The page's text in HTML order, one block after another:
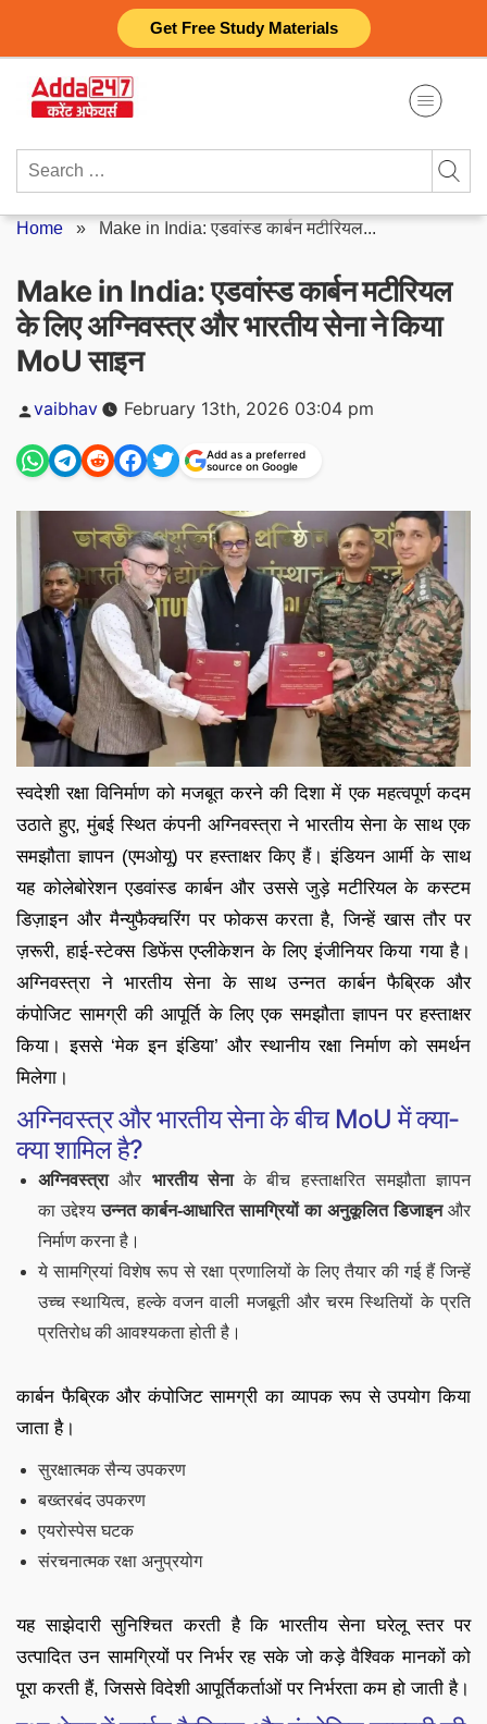
Get Free Study Materials
content
Search
Home » Make in India: एडवांस्ड कार्बन मटीरियल...
Make in India: एडवांस्ड कार्बन मटीरियल
के लिए अग्निवस्त्र और भारतीय सेना ने किया
MoU साइन
Posted
vaibhav February 13th, 2026 03:04 pm
Add as a preferred
source on Google
स्वदेशी रक्षा विनिर्माण को मजबूत करने की दिशा में एक महत्वपूर्ण कदम
उठाते हुए, मुंबई स्थित कंपनी अग्निवस्त्रा ने भारतीय सेना के साथ एक
समझौता ज्ञापन (एमओयू) पर हस्ताक्षर किए हैं। इंडियन आर्मी के साथ
यह कोलेबोरेशन एडवांस्ड कार्बन और उससे जुड़े मटीरियल के कस्टम
डिज़ाइन और मैन्युफैक्चरिंग पर फोकस करता है, जिन्हें खास तौर पर
ज़रूरी, हाई-स्टेक्स डिफेंस एप्लीकेशन के लिए इंजीनियर किया गया है।
अग्निवस्त्रा ने भारतीय सेना के साथ उन्नत कार्बन फैब्रिक और
कंपोजिट सामग्री की आपूर्ति के लिए एक समझौता ज्ञापन पर हस्ताक्षर
किया। इससे ‘मेक इन इंडिया’ और स्थानीय रक्षा निर्माण को समर्थन
मिलेगा।
अग्निवस्त्र और भारतीय सेना के बीच MoU में क्या-
क्या शामिल है?
अग्निवस्त्राऔर भारतीय सेनाके बीच हस्ताक्षरित समझौता ज्ञापन
का उद्देश्यउन्नत कार्बन-आधारित सामग्रियों का अनुकूलित डिजाइनऔर
निर्माण करना है।
ये सामग्रियां विशेष रूप से रक्षा प्रणालियों के लिए तैयार की गई हैं जिन्हें
उच्च स्थायित्व, हल्के वजन वाली मजबूती और चरम स्थितियों के प्रति
प्रतिरोध की आवश्यकता होती है।
कार्बन फैब्रिक और कंपोजिट सामग्री का व्यापक रूप से उपयोग किया
जाता है।
सुरक्षात्मक सैन्य उपकरण
बख्तरबंद उपकरण
एयरोस्पेस घटक
संरचनात्मक रक्षा अनुप्रयोग
यह साझेदारी सुनिश्चित करती है कि भारतीय सेना घरेलू स्तर पर
उत्पादित उन सामग्रियों पर निर्भर रह सके जो कड़े वैश्विक मानकों को
पूरा करती हैं, जिससे विदेशी आपूर्तिकर्ताओं पर निर्भरता कम हो जाती है।